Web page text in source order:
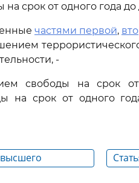
срок от одного года до
частями первой,
-
свободы на срок
на срок от одного
высшего